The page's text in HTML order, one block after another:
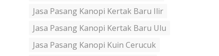
Jasa Pasang Kanopi Kertak Baru Ilir
Jasa Pasang Kanopi Kertak Baru Ulu
Jasa Pasang Kanopi Kuin Cerucuk